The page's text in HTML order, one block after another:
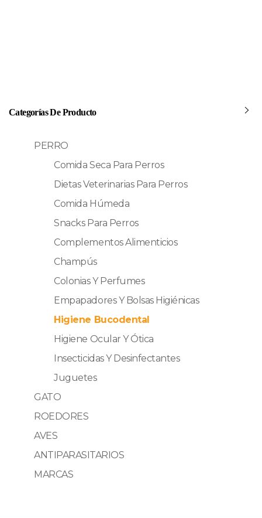
Categorías De Producto
PERRO
Comida Seca Para Perros
Dietas Veterinarias Para Perros
Comida Húmeda
Snacks Para Perros
Complementos Alimenticios
Champús
Colonias Y Perfumes
Empapadores Y Bolsas Higiénicas
Higiene Bucodental
Higiene Ocular Y Ótica
Insecticidas Y Desinfectantes
Juguetes
GATO
ROEDORES
AVES
ANTIPARASITARIOS
MARCAS